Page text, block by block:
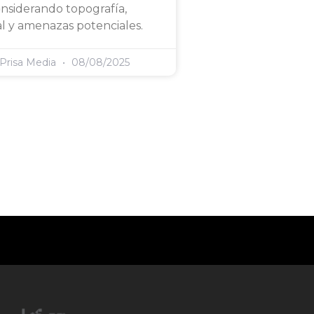
topografía,
y amenazas potenciales.
Media 08/08/2025